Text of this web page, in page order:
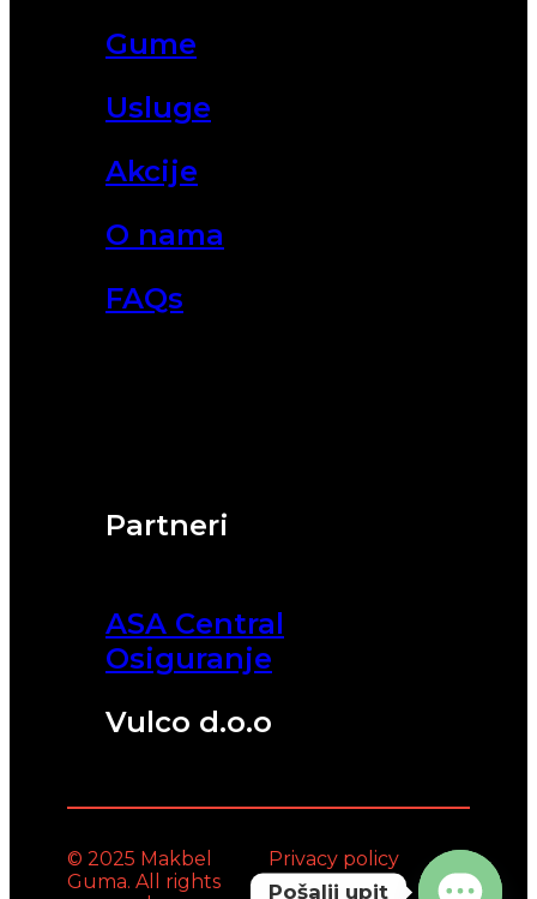
Partneri
ASA Central
Osiguranje
Vulco d.o.o
Gume
Usluge
Akcije
O nama
FAQs
© 2025 Makbel
Guma. All rights
Privacy policy
Pošalji upit